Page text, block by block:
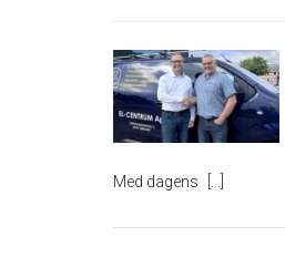
Med dagens